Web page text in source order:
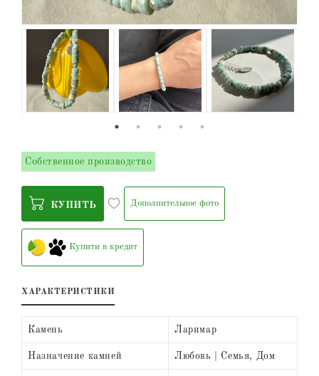
Собственное производство
КУПИТЬ Дополнительное фото
Купити в кредит
ХАРАКТЕРИСТИКИ
Камень Ларимар
Назначение камней Любовь | Семья, Дом